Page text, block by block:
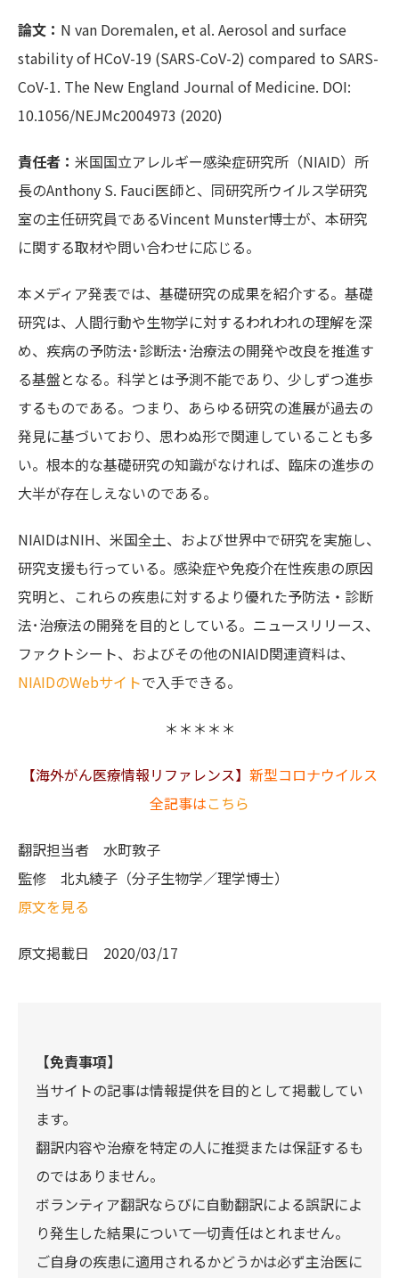
論文： N van Doremalen, et al. Aerosol and surface
stability of HCoV-19 (SARS-CoV-2) compared to SARS-
CoV-1. The New England Journal of Medicine. DOI:
10.1056/NEJMc2004973 (2020)
責任者： 米国国立アレルギー感染症研究所（NIAID）所
長のAnthony S. Fauci医師と、同研究所ウイルス学研究
室の主任研究員であるVincent Munster博士が、本研究
に関する取材や問い合わせに応じる。
本メディア発表では、基礎研究の成果を紹介する。基礎
研究は、人間行動や生物学に対するわれわれの理解を深
め、疾病の予防法･診断法･治療法の開発や改良を推進す
る基盤となる。科学とは予測不能であり、少しずつ進歩
するものである。つまり、あらゆる研究の進展が過去の
発見に基づいており、思わぬ形で関連していることも多
い。根本的な基礎研究の知識がなければ、臨床の進歩の
大半が存在しえないのである。
NIAIDはNIH、米国全土、および世界中で研究を実施し、
研究支援も行っている。感染症や免疫介在性疾患の原因
究明と、これらの疾患に対するより優れた予防法・診断
法･治療法の開発を目的としている。ニュースリリース、
ファクトシート、およびその他のNIAID関連資料は、
NIAIDのWebサイトで入手できる。
＊＊＊＊＊
【海外がん医療情報リファレンス】 新型コロナウイルス
全記事はこちら
翻訳担当者 水町敦子
監修 北丸綾子（分子生物学／理学博士）
原文を見る
原文掲載日 2020/03/17
【免責事項】
当サイトの記事は情報提供を目的として掲載してい
ます。
翻訳内容や治療を特定の人に推奨または保証するも
のではありません。
ボランティア翻訳ならびに自動翻訳による誤訳によ
り発生した結果について一切責任はとれません。
ご自身の疾患に適用されるかどうかは必ず主治医に